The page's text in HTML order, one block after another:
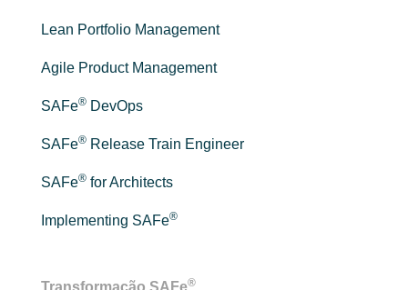
Lean Portfolio Management
Agile Product Management
SAFe® DevOps
SAFe® Release Train Engineer
SAFe® for Architects
Implementing SAFe®
Transformação SAFe®